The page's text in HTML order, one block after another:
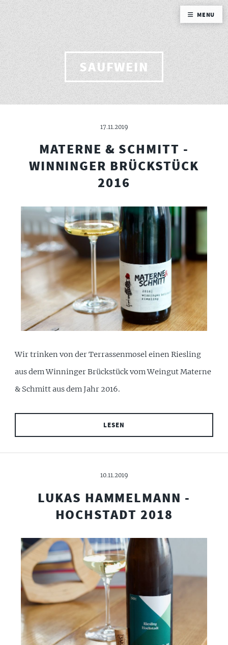
SAUFWEIN
17.11.2019
MATERNE & SCHMITT -
WINNINGER BRÜCKSTÜCK
2016
Wir trinken von der Terrassenmosel einen Riesling
aus dem Winninger Brückstück vom Weingut Materne
& Schmitt aus dem Jahr 2016.
LESEN
10.11.2019
LUKAS HAMMELMANN -
HOCHSTADT 2018
MENU